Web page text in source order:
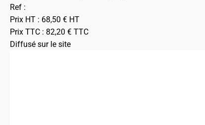
Ref :
Prix HT : 68,50 € HT
Prix TTC : 82,20 € TTC
Diffusé sur le site